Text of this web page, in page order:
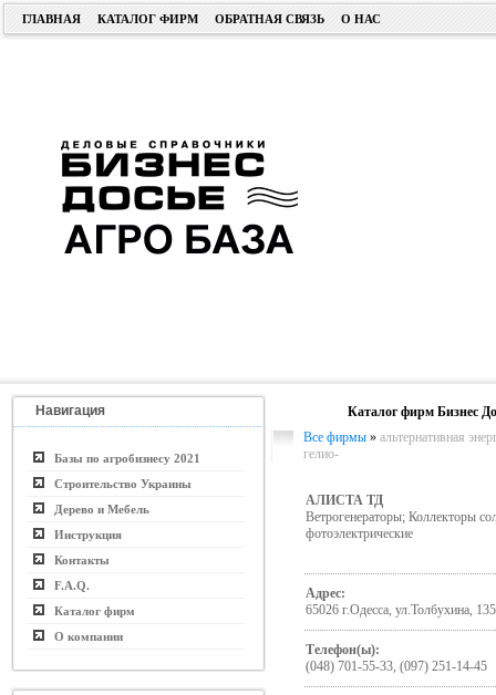
ГЛАВНАЯ КАТАЛОГ ФИРМ ОБРАТНАЯ СВЯЗЬ О НАС
Навигация
Базы по агробизнесу 2021
Строительство Украины
Дерево и Мебель
Инструкция
Контакты
F.A.Q.
Каталог фирм
О компании
Каталог фирм Бизнес
Все фирмы » альтернативная
гелио-
АЛИСТА ТД
Ветрогенераторы; Коллекторы
фотоэлектрические
Адрес:
65026 г.Одесса, ул.Толбухина,
Телефон(ы):
(048) 701-55-33, (097) 251-14-45